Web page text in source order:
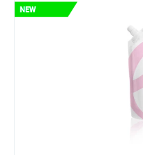
Izbaudi katru dienu tā, kā
kafiju vai kokteili kopā ar
mājās. Dari to, ko kāro sirds.
sniedzot perfektu esenču
kā greznības un bezgalīga
Iekļauj sev apkārt visu, kas
Tici – mūsu jaunie produkti